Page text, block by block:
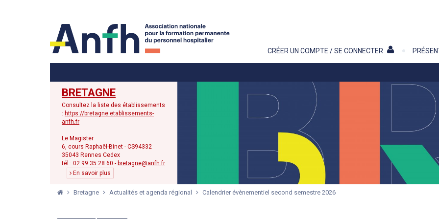
CRÉER UN COMPTE / SE CONNECTER
BRETAGNE
Consultez la liste des établissements
: https://bretagne.etablissements-
anfh.fr
Le Magister
6, cours Raphaël-Binet - CS94332
35043 Rennes Cedex
tél : 02 99 35 28 60 - bretagne@anfh.fr
En savoir plus
Bretagne Actualités et agenda régional Calendrier évènementiel second semestre 2026